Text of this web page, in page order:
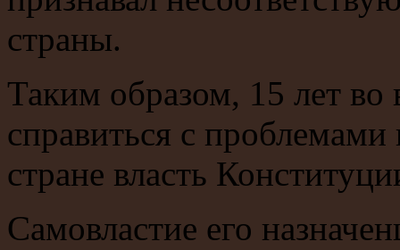
страны.
Таким образом, 15 лет во
справиться с
стране власть
Самовластие его